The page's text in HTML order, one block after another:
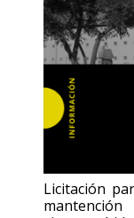
Licitación